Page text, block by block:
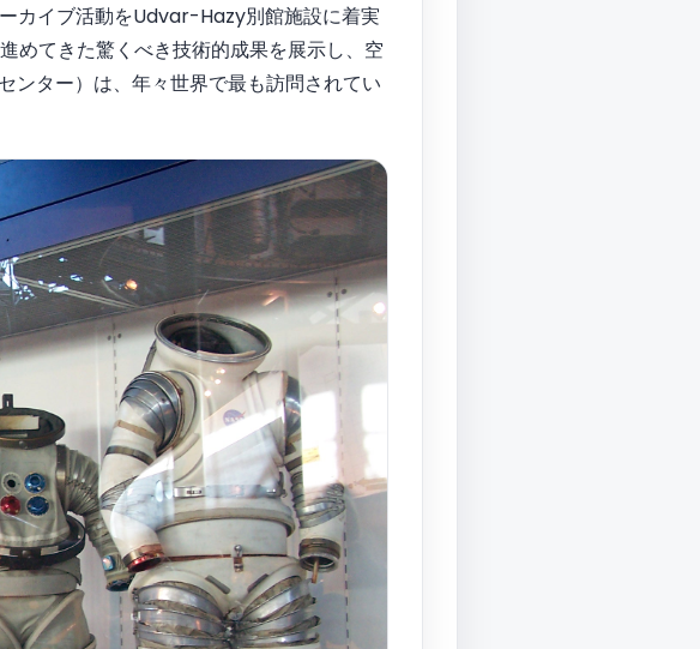
カイブ活動をUdvar-Hazy別館施設に着実
めてきた驚くべき技術的成果を展示し、空
ター）は、年々世界で最も訪問されてい